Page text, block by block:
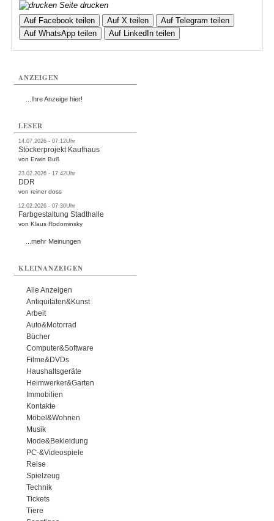
Seite drucken
Auf Facebook teilen
Auf X teilen
Auf Telegram teilen
Auf WhatsApp teilen
Auf LinkedIn teilen
ANZEIGEN
...Ihre Anzeige hier!
LESER
14.07.2026 - 07:12Uhr
Stöckerprojekt Kaufhaus
von Erwin Buß
23.02.2026 - 17:42Uhr
DDR
von reiner doss
12.02.2026 - 07:30Uhr
Farbgestaltung Stadthalle
von Klaus Rodominsky
...mehr Meinungen
KLEINANZEIGEN
Alle Anzeigen
Antiquitäten&Kunst
Arbeit
Auto&Motorrad
Bücher
Computer&Software
Filme&DVDs
Haushaltsgeräte
Heimwerker&Garten
Immobilien
Kontakte
Möbel&Wohnen
Musik
Mode&Bekleidung
PC-&Videospiele
Reise
Spielzeug
Technik
Tickets
Tiere